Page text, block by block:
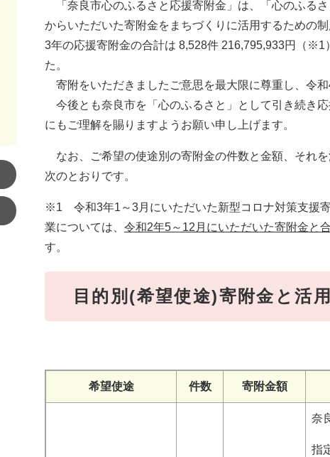
「奈良市心のふるさと応援寄附金」は、「心のふる
からいただいた寄附金をまちづくりに活用するための
3年の応援寄附金の合計は 8,528件 216,795,933円（※1
た。
寄附をいただきましたご意思を最大限に尊重し、令和
今後とも奈良市を「心のふるさと」として引き続き
にもご理解を賜りますようお願い申し上げます。
なお、ご希望の使途別の寄附金の件数と金額、それ
次のとおりです。
※1 令和3年1～3月にいただいた新型コロナ対策支援
業については、 令和2年5～12月にいただいた寄附金と
す。
目的別(希望使途)寄附金と活
希望使途 件数 寄附金額
奈
指